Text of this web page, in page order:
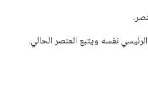
نفسه ويتبع العنصر الحالي.